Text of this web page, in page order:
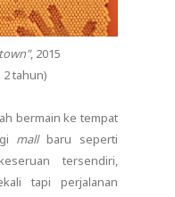
, 2015
2 tahun)
bermain ke tempat
mallbaru seperti
tersendiri,
tapi perjalanan